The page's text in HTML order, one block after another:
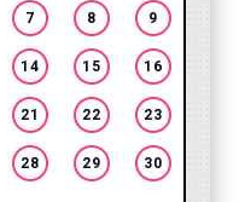
7 8 9
14 15 16
21 22 23
28 29 30
14
21
28